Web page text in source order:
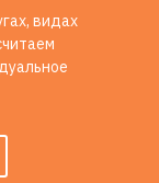
видах